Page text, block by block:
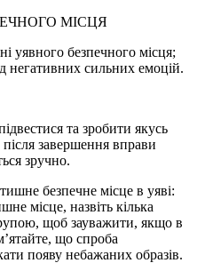
МІСЦЯ
уявного безпечного місця;
негативних сильних емоцій.
та зробити якусь
завершення вправи
зручно.
безпечне місце в уяві:
місце, назвіть кілька
щоб зауважити, якщо в
що спроба
появу небажаних образів.